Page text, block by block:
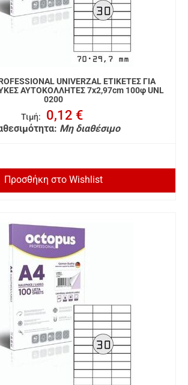
UNIVERZAL ΕΤΙΚΕΤΕΣ ΓΙΑ
ΑΥΤΟΚΟΛΛΗΤΕΣ 7x2,97cm 100φ UNL
0200
Τιμή: 0,12 €
Μη διαθέσιμο
Προσθήκη στο Wishlist